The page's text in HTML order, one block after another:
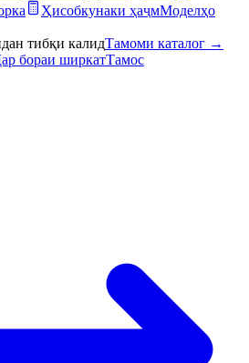
Ҳисобкунаки ҳаҷмМоделҳо
тибқи калидТамоми каталог →
бораи ширкатТамос